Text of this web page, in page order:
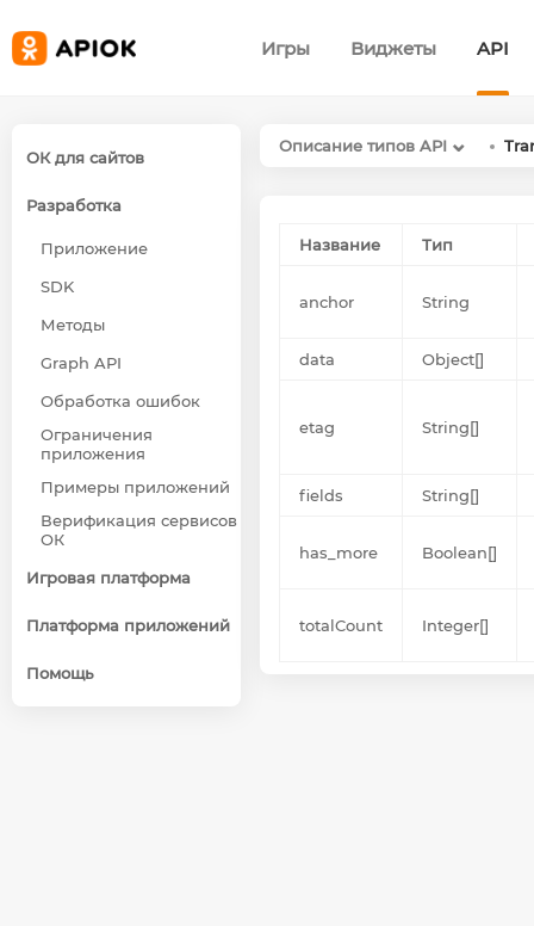
Игры Виджеты API
ОК для сайтов
Разработка
Приложение
SDK
Методы
Graph API
Обработка ошибок
Ограничения
приложения
Примеры приложений
Верификация сервисов
ОК
Игровая платформа
Платформа приложений
Помощь
Описание типов API
Название Тип
anchor String
data Object[]
etag String[]
fields String[]
has_more Boolean[]
totalCount Integer[]